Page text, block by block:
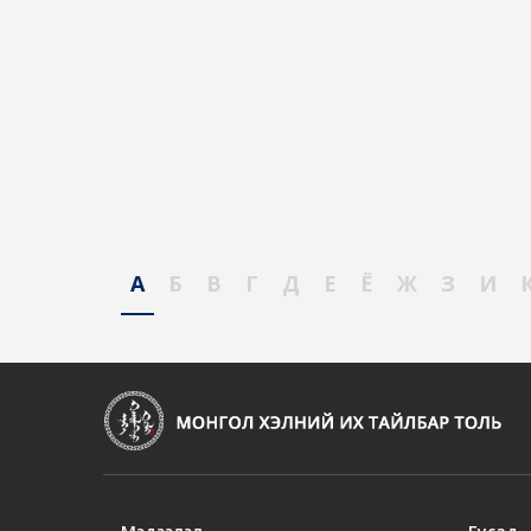
А Б В Г Д Е Ё Ж З И